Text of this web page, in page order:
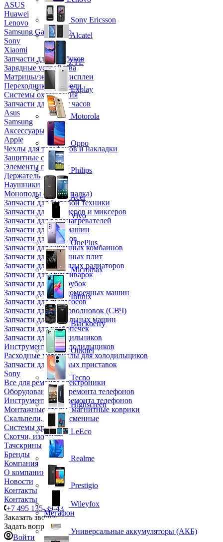
ASUS
Huawei
Lenovo
Samsung Galaxy Tab
Sony
Xiaomi
Запчасти для ноутбуков
Зарядные устройства
Матрицы/экраны/дисплеи
Переходники и кабели
Системы охлаждения
Запчасти для смарт часов
Asus
Samsung
Аксессуары
Apple
Чехлы для телефонов и накладки
Защитные стекла
Элементы питания
Держатель
Наушники
Моноподы (Селфи палка)
Запчасти для бытовой техники
Запчасти для блендеров и миксеров
Запчасти для водонагревателей
Запчасти для кофемашин
Запчасти для кулеров
Запчасти для кухонных комбаинов
Запчасти для кухонных плит
Запчасти для масляных радиаторов
Запчасти для мультиварок
Запчасти для мясорубок
Запчасти для посудомоечных машин
Запчасти для пылесосов
Запчасти для микроволновок (СВЧ)
Запчасти для стиральных машин
Запчасти для хлебопечек
Запчасти для холодильников
Инструмент для холодильщиков
Расходные материалы для холодильщиков
Запчасти для игровых приставок
Sony
Все для ремонта электроники
Оборудование для ремонта телефонов
Инструменты для ремонта телефонов
Монтажные столы, магнитные коврики
Скальпели, лезвия сменные
Системы хранения
Скотчи, изолента
Тачскрины
Бренды
Компания
О компании
Новости
Контакты
Контакты
+7 495 135-39-43
Заказать звонок
Задать вопрос
Войти
Sony Ericsson
Alcatel
ZTE
Explay
Motorola
Oppo
Philips
Acer
Vivo
OnePlus
Micromax
Infinix
Blackberry
Oukitel
Tecno
Highscreen
LeEco
Realme
Prestigio
Wileyfox
Мегафон
Универсальные аккумуляторы (АКБ)